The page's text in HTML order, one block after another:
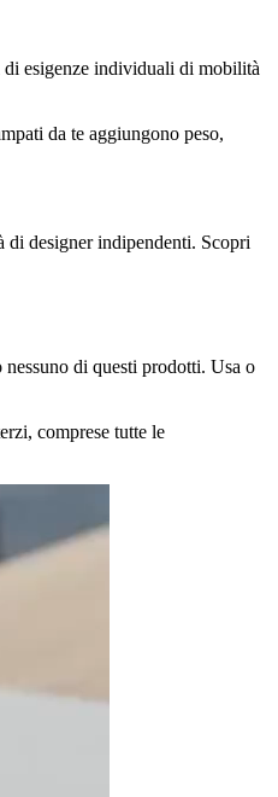
di esigenze individuali di mobilità
da te aggiungono peso,
designer indipendenti. Scopri
di questi prodotti. Usa o
comprese tutte le